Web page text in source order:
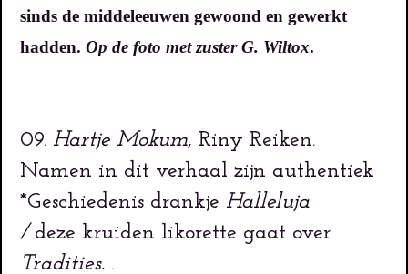
sinds de middeleeuwen gewoond en gewerkt
hadden. Op de foto met zuster G. Wiltox.
09. Hartje Mokum, Riny Reiken.
Namen in dit verhaal zijn authentiek
*Geschiedenis drankje Halleluja
/ deze kruiden likorette gaat over
Tradities. .